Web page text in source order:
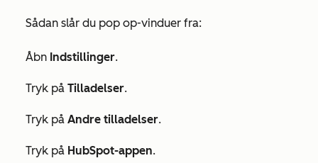
Sådan slår du pop op-vinduer fra:
Åbn Indstillinger.
Tryk på Tilladelser.
Tryk på Andre tilladelser.
Tryk på HubSpot-appen.